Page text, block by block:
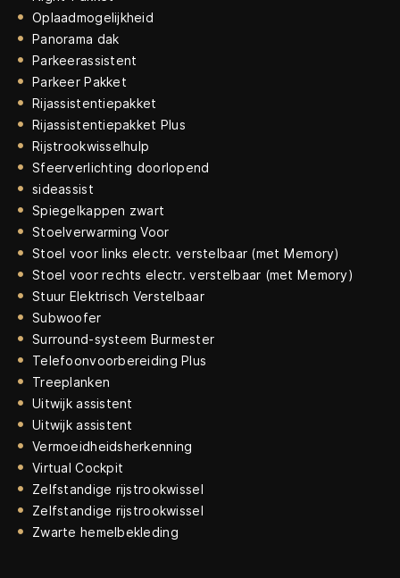
Oplaadmogelijkheid
Panorama dak
Parkeerassistent
Parkeer Pakket
Rijassistentiepakket
Rijassistentiepakket Plus
Rijstrookwisselhulp
Sfeerverlichting doorlopend
sideassist
Spiegelkappen zwart
Stoelverwarming Voor
Stoel voor links electr. verstelbaar (met Memory)
Stoel voor rechts electr. verstelbaar (met Memory)
Stuur Elektrisch Verstelbaar
Subwoofer
Surround-systeem Burmester
Telefoonvoorbereiding Plus
Treeplanken
Uitwijk assistent
Uitwijk assistent
Vermoeidheidsherkenning
Virtual Cockpit
Zelfstandige rijstrookwissel
Zelfstandige rijstrookwissel
Zwarte hemelbekleding